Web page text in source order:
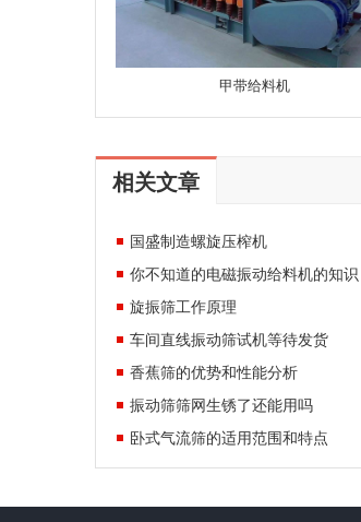
甲带给料机
相关文章
国盛制造螺旋压榨机
你不知道的电磁振动给料机的知识
旋振筛工作原理
车间直线振动筛试机等待发货
香蕉筛的优势和性能分析
振动筛筛网生锈了还能用吗
卧式气流筛的适用范围和特点